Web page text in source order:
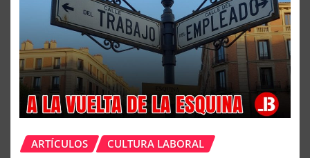
ARTÍCULOS CULTURA LABORAL